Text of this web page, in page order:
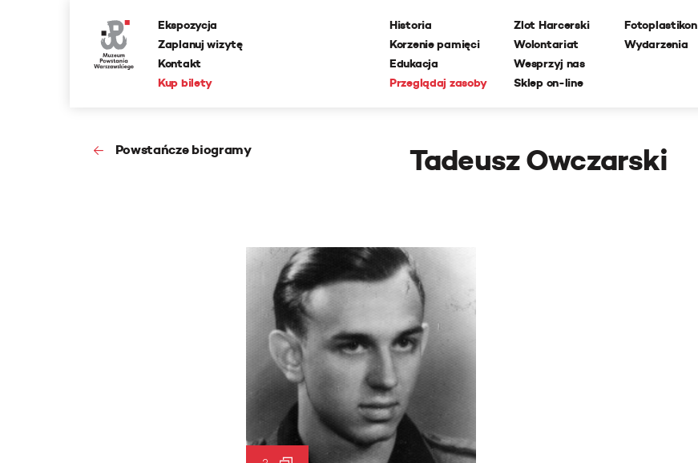
Ekspozycja
Zaplanuj wizytę
Kontakt
Kup bilety
Historia
Korzenie pamięci
Edukacja
Przeglądaj zasoby
Zlot Harcerski
Wolontariat
Wesprzyj nas
Sklep on-line
Fotoplastikon
Wydarzenia
Powstańcze biogramy Tadeusz Owczarski